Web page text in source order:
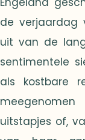
de verjaardag
uit van de
sentimentele
als kostbare
uitstapjes of,